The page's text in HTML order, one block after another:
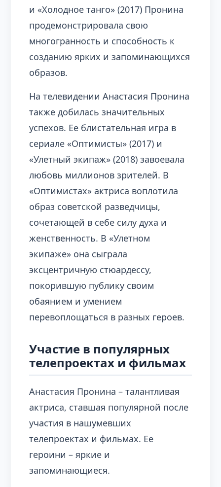
и «Холодное танго» (2017) Пронина
продемонстрировала свою
многогранность и способность к
созданию ярких и запоминающихся
образов.
На телевидении Анастасия Пронина
также добилась значительных
успехов. Ее блистательная игра в
сериале «Оптимисты» (2017) и
«Улетный экипаж» (2018) завоевала
любовь миллионов зрителей. В
«Оптимистах» актриса воплотила
образ советской разведчицы,
сочетающей в себе силу духа и
женственность. В «Улетном
экипаже» она сыграла
эксцентричную стюардессу,
покорившую публику своим
обаянием и умением
перевоплощаться в разных героев.
Участие в популярных
телепроектах и фильмах
Анастасия Пронина – талантливая
актриса, ставшая популярной после
участия в нашумевших
телепроектах и фильмах. Ее
героини – яркие и
запоминающиеся.